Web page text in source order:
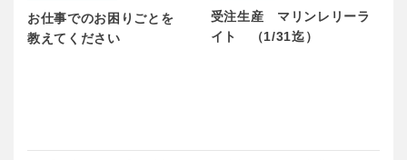
お仕事でのお困りごとを
教えてください
受注生産 マリンレリーラ
イト （1/31迄）